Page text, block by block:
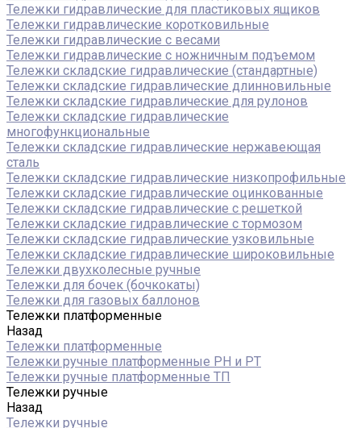
Тележки гидравлические для пластиковых ящиков
Тележки гидравлические коротковильные
Тележки гидравлические с весами
Тележки гидравлические с ножничным подъемом
Тележки складские гидравлические (стандартные)
Тележки складские гидравлические длинновильные
Тележки складские гидравлические для рулонов
Тележки складские гидравлические
многофункциональные
Тележки складские гидравлические нержавеющая
сталь
Тележки складские гидравлические низкопрофильные
Тележки складские гидравлические оцинкованные
Тележки складские гидравлические с решеткой
Тележки складские гидравлические с тормозом
Тележки складские гидравлические узковильные
Тележки складские гидравлические широковильные
Тележки двухколесные ручные
Тележки для бочек (бочкокаты)
Тележки для газовых баллонов
Тележки платформенные
Назад
Тележки платформенные
Тележки ручные платформенные PH и PT
Тележки ручные платформенные ТП
Тележки ручные
Назад
Тележки ручные